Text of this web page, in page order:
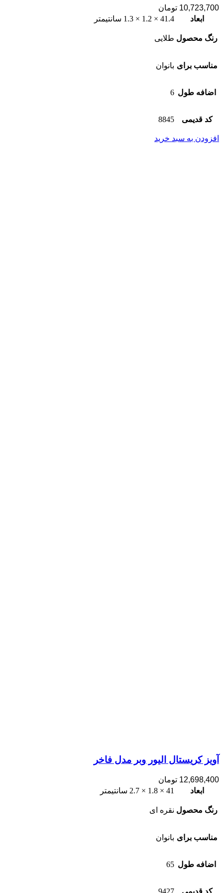
10,723,700 تومان
ابعاد
41.4 × 1.2 × 1.3 سانتیمتر
رنگ محصول طلایی
مناسب برای بانوان
اضافه طول 6
کد قدیمی 8845
افزودن به سبد خرید
آویز کریستال الیور وبر مدل فاخر
12,698,400 تومان
ابعاد
41 × 1.8 × 2.7 سانتیمتر
رنگ محصول نقره ای
مناسب برای بانوان
اضافه طول 65
کد قدیمی 9427